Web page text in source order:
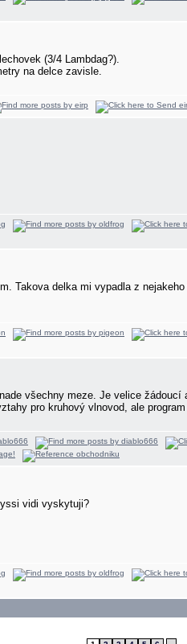
(3/4 Lambdag?).
na delce zavisle.
Takova delka mi vypadla z
všechny meze. Je velice
pro kruhový vlnovod, ale
vidi vyskytuji?